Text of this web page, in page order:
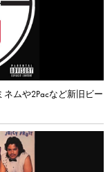
ムや2Pacなど新旧ビー